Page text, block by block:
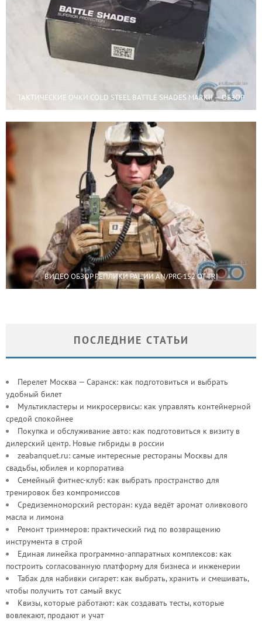
ТАКТИЧЕСКИЕ ОЧКИ COLD STEEL BATTLE SHADES MARKII — ОБЗОР
ВИДЕО ОБЗОР РЕПЛИКИ РАЦИИ AN/PRC-152 ОТ TRI
ПОСЛЕДНИЕ СТАТЬИ
Перелет Москва — Саранск: как подготовиться и выбрать
удобный билет
Мультикластеры и микросервисы: как управлять контейнерной
средой спокойнее
Покупка и обслуживание авто: как подготовиться к визиту в
дилерский центр. Новые гибриды в россии
zeabanquet.ru: самые интересные рестораны Москвы для
свадьбы, юбилея и корпоратива
Семейный фитнес-клуб: как выбрать пространство для
тренировок без компромиссов
Средиземноморский ресторан: куда ведёт аромат оливкового
масла и лимона
Ремонт триммеров: практический гид по возвращению
инструмента в строй
Единая линейка программно-аппаратных комплексов: как
построить согласованную платформу для бизнеса и инженерии
Табак для набивки сигарет: как выбрать, хранить и смешивать,
чтобы получить тот самый вкус
Квизы, которые работают: как создавать тесты, которые
вовлекают, продают и учат